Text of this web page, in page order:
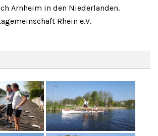
Arnheim in den Niederlanden.
Rhein e.V.